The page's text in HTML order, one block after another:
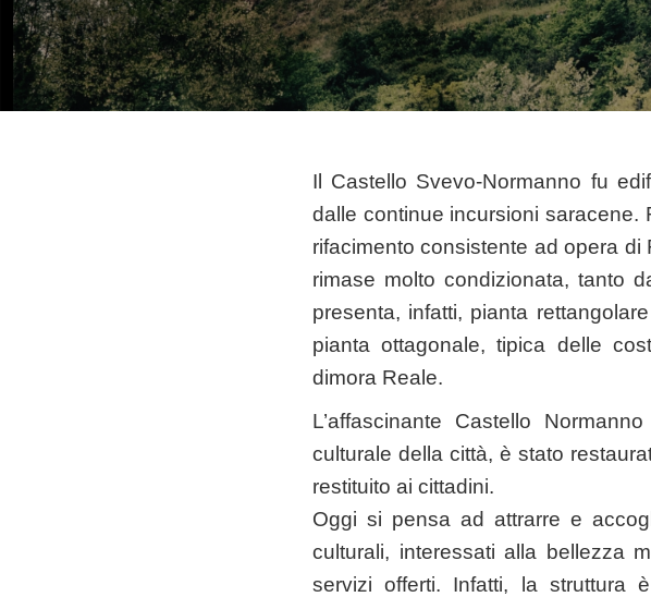
Il Castello Svevo-Normanno fu
dalle continue incursioni saracene.
rifacimento consistente ad opera di
rimase molto condizionata, tanto
presenta, infatti, pianta
pianta ottagonale, tipica delle
dimora Reale.
L’affascinante Castello
culturale della città, è stato
restituito ai cittadini.
Oggi si pensa ad attrarre e
culturali, interessati alla bellezza
servizi offerti. Infatti, la struttura